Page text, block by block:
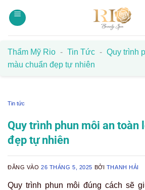
qua
Thẩm Mỹ Rio - Tin Tức - Quy trình
màu chuẩn đẹp tự nhiên
Tin tức
Quy trình phun môi an toàn
đẹp tự nhiên
ĐĂNG VÀO26 THÁNG 5, 2025 BỞI THANH HẢI
Quy trình phun môi đúng cách sẽ